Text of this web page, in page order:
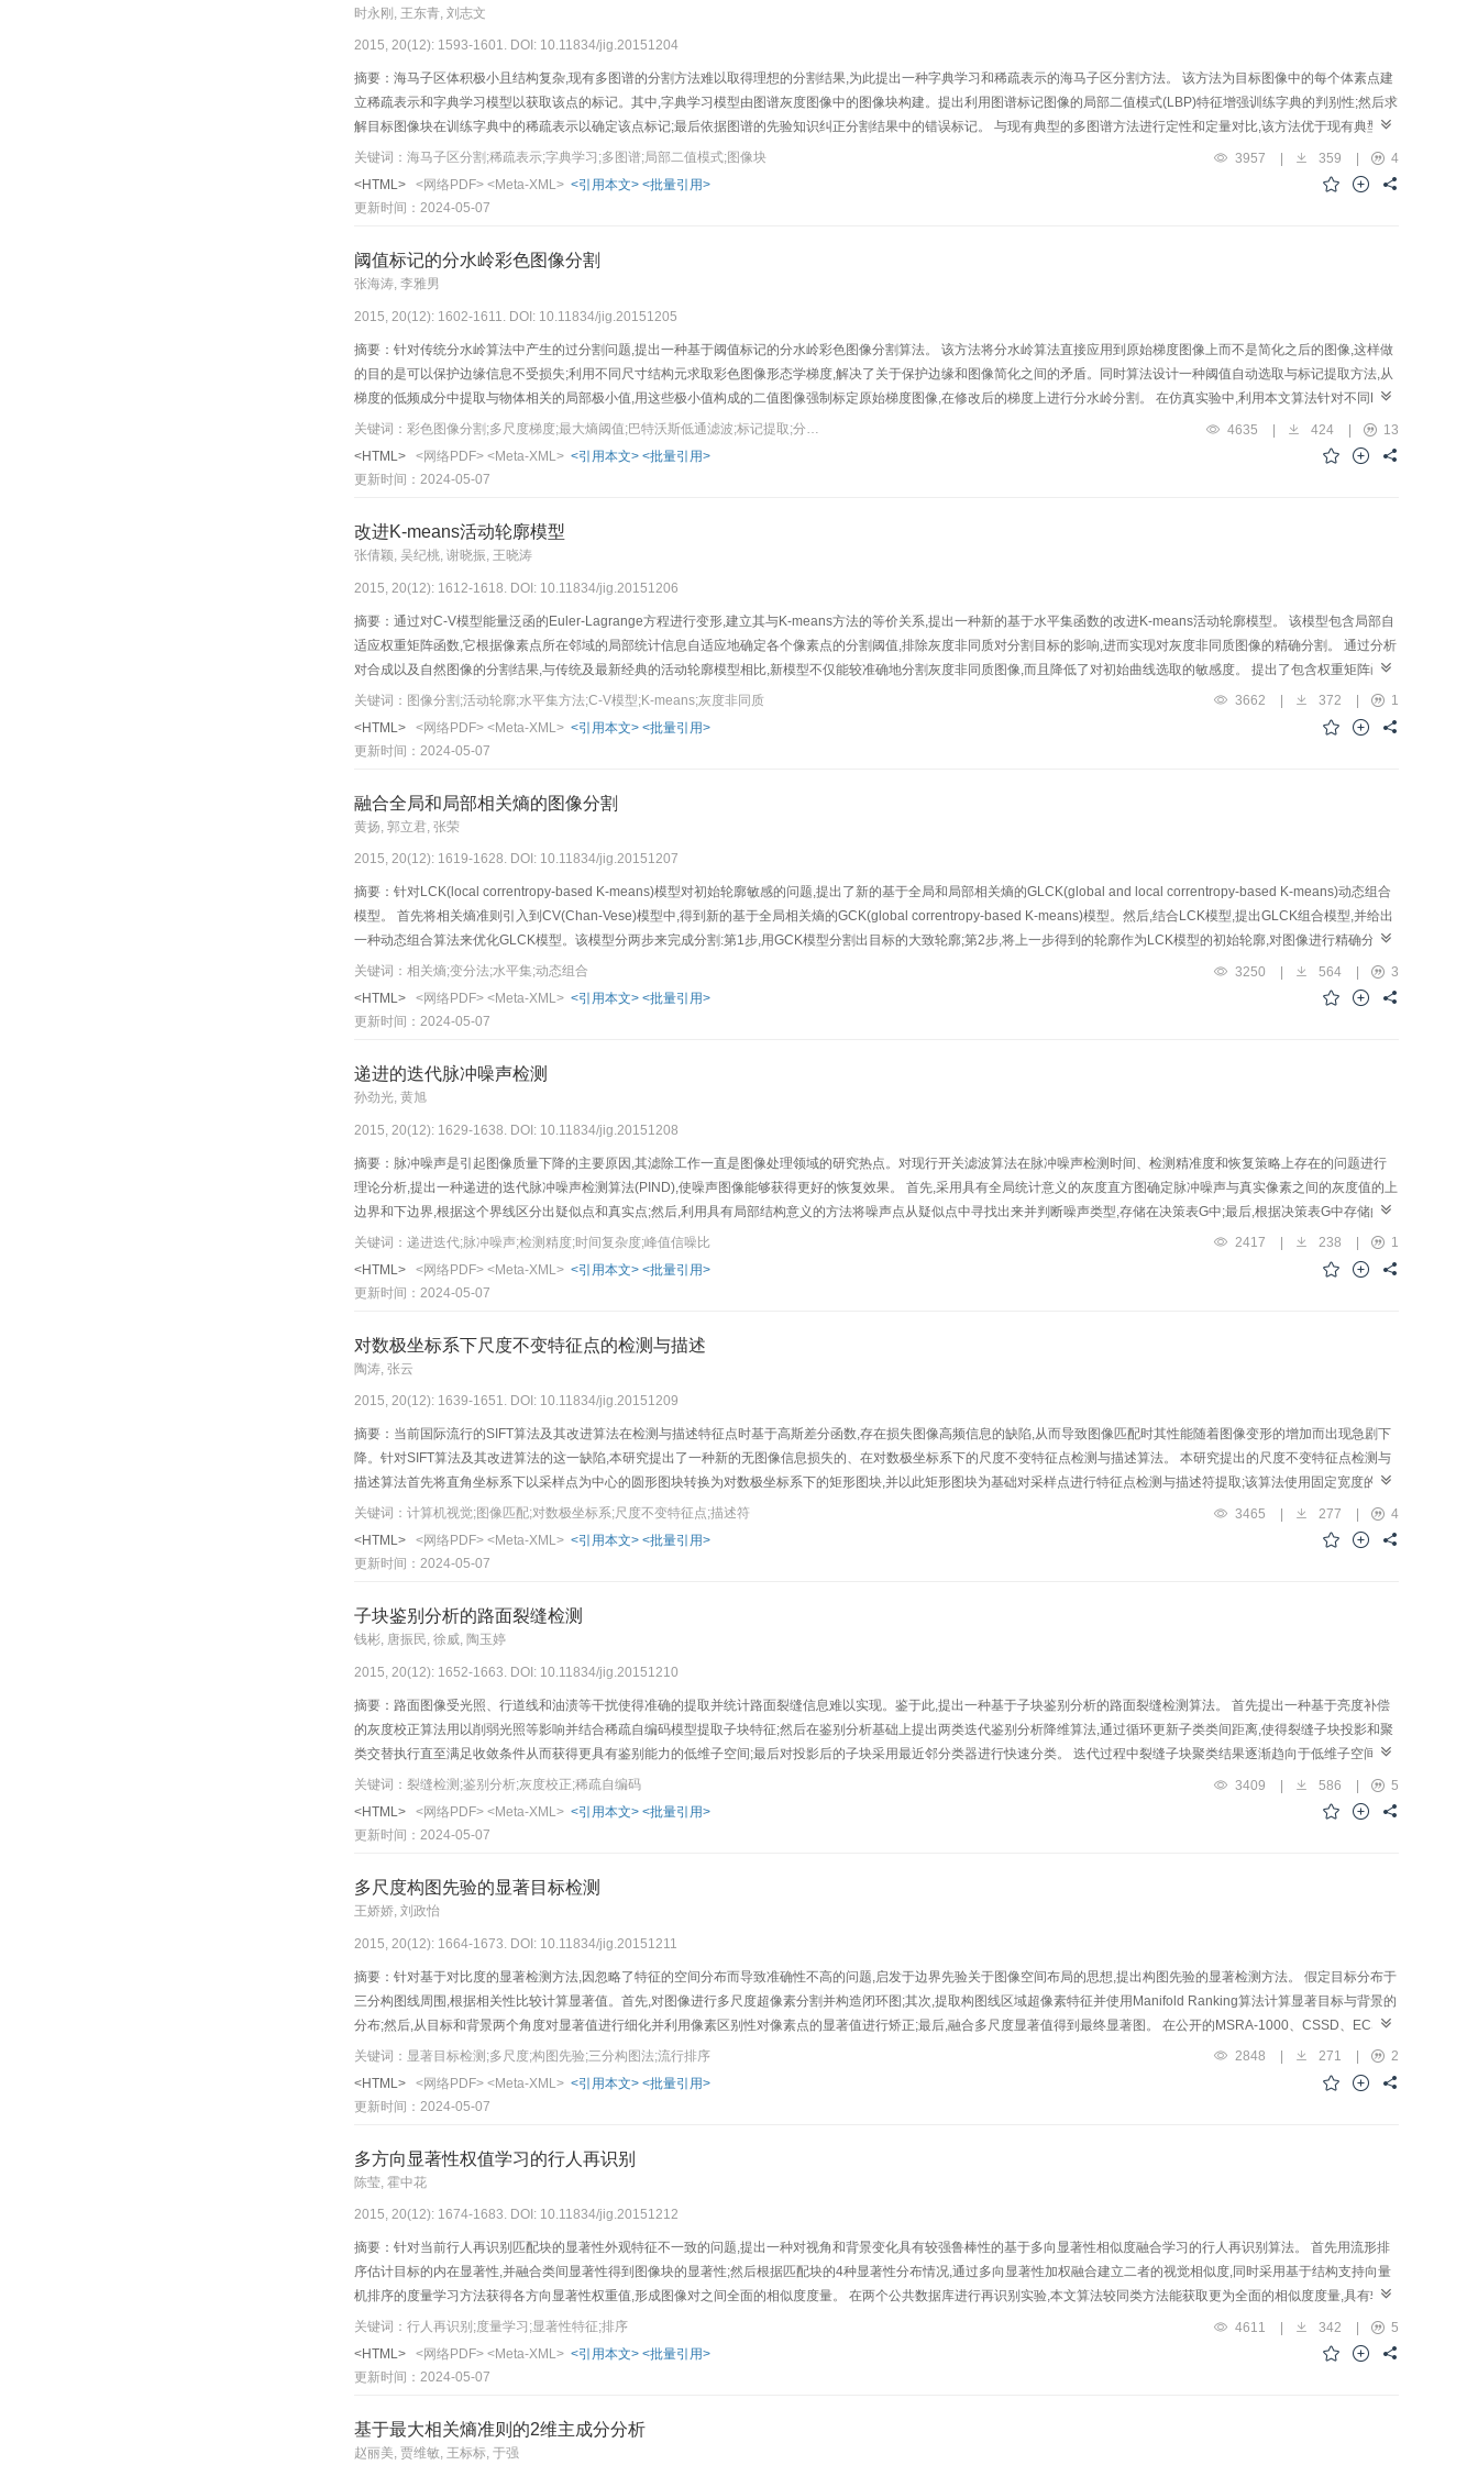
时永刚, 王东青, 刘志文
2015, 20(12): 1593-1601. DOI: 10.11834/jig.20151204
摘要：海马子区体积极小且结构复杂,现有多图谱的分割方法难以取得理想的分割结果,为此提出一种字典学习和稀疏表示的海马子区分割方法。 该方法为目标图像中的每个体素点建
立稀疏表示和字典学习模型以获取该点的标记。其中,字典学习模型由图谱灰度图像中的图像块构建。提出利用图谱标记图像的局部二值模式(LBP)特征增强训练字典的判别性;然后求
解目标图像块在训练字典中的稀疏表示以确定该点标记;最后依据图谱的先验知识纠正分割结果中的错误标记。 与现有典型的多图谱方法进行定性和定量对比,该方法优于现有典型的
多图谱分割方法,对较大海马子区的平均分割准确率可达到0.890。 本文方法适用于在大脑核磁共振图像中精确分割海马子区,且具有较强的鲁棒性,可为神经退行性疾病的诊断提供可
靠的依据。
关键词：海马子区分割;稀疏表示;字典学习;多图谱;局部二值模式;图像块 3957 359
4
<HTML>
<网络PDF> <Meta-XML> <引用本文> <批量引用>
更新时间：2024-05-07
阈值标记的分水岭彩色图像分割
张海涛, 李雅男
2015, 20(12): 1602-1611. DOI: 10.11834/jig.20151205
摘要：针对传统分水岭算法中产生的过分割问题,提出一种基于阈值标记的分水岭彩色图像分割算法。 该方法将分水岭算法直接应用到原始梯度图像上而不是简化之后的图像,这样做
的目的是可以保护边缘信息不受损失;利用不同尺寸结构元求取彩色图像形态学梯度,解决了关于保护边缘和图像简化之间的矛盾。同时算法设计一种阈值自动选取与标记提取方法,从
梯度的低频成分中提取与物体相关的局部极小值,用这些极小值构成的二值图像强制标定原始梯度图像,在修改后的梯度上进行分水岭分割。 在仿真实验中,利用本文算法针对不同RGB
彩色图像进行分割,获得准确、连续封闭的分割边界,与其他同类方法相比,得到符合人类视觉的最小分割区域数,同时在运行效率上也有很大提高。 该方法可以自适应提取标记而不需
要先验知识,有效解决了分水岭算法的过分割问题,相对于传统的算法,提高了分割性能,有较好的适用性和鲁棒性,可将其应用于机器视觉、生物医学以及高光谱遥感图像分割领域。
关键词：彩色图像分割;多尺度梯度;最大熵阈值;巴特沃斯低通滤波;标记提取;分水岭 4635 | 424 |
13
<HTML>
<网络PDF> <Meta-XML> <引用本文> <批量引用>
更新时间：2024-05-07
改进K-means活动轮廓模型
张倩颖, 吴纪桃, 谢晓振, 王晓涛
2015, 20(12): 1612-1618. DOI: 10.11834/jig.20151206
摘要：通过对C-V模型能量泛函的Euler-Lagrange方程进行变形,建立其与K-means方法的等价关系,提出一种新的基于水平集函数的改进K-means活动轮廓模型。 该模型包含局部自
适应权重矩阵函数,它根据像素点所在邻域的局部统计信息自适应地确定各个像素点的分割阈值,排除灰度非同质对分割目标的影响,进而实现对灰度非同质图像的精确分割。 通过分析
对合成以及自然图像的分割结果,与传统及最新经典的活动轮廓模型相比,新模型不仅能较准确地分割灰度非同质图像,而且降低了对初始曲线选取的敏感度。 提出了包含权重矩阵函数
的新活动轮廓模型,根据分割目的和分割图像性质,制定不同的权重函数,该模型具有广泛的适用性。文中给出的一种具有局部统计特性的权重函数,对灰度非同质图像的效果较好,且对
关键词：图像分割;活动轮廓;水平集方法;C-V模型;K-means;灰度非同质 3662 372
1
<HTML>
<网络PDF> <Meta-XML> <引用本文> <批量引用>
更新时间：2024-05-07
融合全局和局部相关熵的图像分割
黄扬, 郭立君, 张荣
2015, 20(12): 1619-1628. DOI: 10.11834/jig.20151207
摘要：针对LCK(local correntropy-based K-means)模型对初始轮廓敏感的问题,提出了新的基于全局和局部相关熵的GLCK(global and local correntropy-based K-means)动态组合
模型。 首先将相关熵准则引入到CV(Chan-Vese)模型中,得到新的基于全局相关熵的GCK(global correntropy-based K-means)模型。然后,结合LCK模型,提出GLCK组合模型,并给出
一种动态组合算法来优化GLCK模型。该模型分两步来完成分割:第1步,用GCK模型分割出目标的大致轮廓;第2步,将上一步得到的轮廓作为LCK模型的初始轮廓,对图像进行精确分
割。 主观上,对自然图像和人工合成图像进行分割,并同LCK模型、LBF模型以及CV模型进行对比,结果表明本文所提模型的鲁棒性比上述模型都要好;客观上,对BSD库中的两幅自然图
像进行分割,并采用Jaccard相似性比率进行定量分析,准确率分别为91.37%和89.12%。 本文算法主要适用于分割含有未知噪声及灰度分布不均匀的医学图像及结构简单的自然图像,
并且分割结果对初始轮廓具有鲁棒性。
关键词：相关熵;变分法;水平集;动态组合 3250 | 564 |
3
<HTML>
<网络PDF> <Meta-XML> <引用本文> <批量引用>
更新时间：2024-05-07
递进的迭代脉冲噪声检测
孙劲光, 黄旭
2015, 20(12): 1629-1638. DOI: 10.11834/jig.20151208
摘要：脉冲噪声是引起图像质量下降的主要原因,其滤除工作一直是图像处理领域的研究热点。对现行开关滤波算法在脉冲噪声检测时间、检测精准度和恢复策略上存在的问题进行
理论分析,提出一种递进的迭代脉冲噪声检测算法(PIND),使噪声图像能够获得更好的恢复效果。 首先,采用具有全局统计意义的灰度直方图确定脉冲噪声与真实像素之间的灰度值的上
边界和下边界,根据这个界线区分出疑似点和真实点;然后,利用具有局部结构意义的方法将噪声点从疑似点中寻找出来并判断噪声类型,存储在决策表G中;最后,根据决策表G中存储的噪
声类型信息采用3种不同的的恢复策略滤除噪声。 对Lena、Peppers和Monkey 3幅具有代表性的图像增加不同密度和尺度的噪声进行对比实验,得出的数据表明,本文算法的脉冲噪声
检测时间比现行两种经典算法提高520倍和15倍;检测精准度比现行经典开关滤波算法更加精准,准确率可以达到99%以上;恢复图像也具有更好的视觉效果和12 dB的峰值信噪比
(PSNR)提升。 提出递进的迭代脉冲噪声检测算法能够在有效滤除脉冲噪声的同时,充分保护图像细节和恢复图像原有特征,并能够在噪声检测时间和精度以及峰值信噪比上弥补现行
关键词：递进迭代;脉冲噪声;检测精度;时间复杂度;峰值信噪比 2417 238
1
<HTML>
<网络PDF> <Meta-XML> <引用本文> <批量引用>
更新时间：2024-05-07
对数极坐标系下尺度不变特征点的检测与描述
陶涛, 张云
2015, 20(12): 1639-1651. DOI: 10.11834/jig.20151209
摘要：当前国际流行的SIFT算法及其改进算法在检测与描述特征点时基于高斯差分函数,存在损失图像高频信息的缺陷,从而导致图像匹配时其性能随着图像变形的增加而出现急剧下
降。针对SIFT算法及其改进算法的这一缺陷,本研究提出了一种新的无图像信息损失的、在对数极坐标系下的尺度不变特征点检测与描述算法。 本研究提出的尺度不变特征点检测与
描述算法首先将直角坐标系下以采样点为中心的圆形图块转换为对数极坐标系下的矩形图块,并以此矩形图块为基础对采样点进行特征点检测与描述符提取;该算法使用固定宽度的窗
口在采样点的对数极坐标径向梯度图像的log轴上进行移动以判断该点是否为特征点并计算该点的特征尺度,并在具有局部极大窗口响应的特征尺度位置处提取特征点的描述符。该算
法的描述符基于对数极坐标系下的矩形图块的灰度梯度的幅值与角度,是一个192维向量,并具有对于尺度、旋转、光照等变化的不变性。 本研究采用INRIA数据组和Mikolajczyk提出
的匹配性能指标对SIFT算法、SURF算法和提出的尺度不变特征点检测与描述算法进行比较。与SIFT算法和SURF算法相比,提出的尺度不变特征点检测与描述算法在对应点数、重复
这样在特征点的检测过程中,可以有效规避SIFT算法因为采用DoG函数而造成的高频信息损失;在描述符提取过程中,对数极坐标系可以有效地减少图像的变化量,从而提高了匹配性
能。
关键词：计算机视觉;图像匹配;对数极坐标系;尺度不变特征点;描述符 3465 277
4
<HTML>
<网络PDF> <Meta-XML> <引用本文> <批量引用>
更新时间：2024-05-07
子块鉴别分析的路面裂缝检测
钱彬, 唐振民, 徐威, 陶玉婷
2015, 20(12): 1652-1663. DOI: 10.11834/jig.20151210
摘要：路面图像受光照、行道线和油渍等干扰使得准确的提取并统计路面裂缝信息难以实现。鉴于此,提出一种基于子块鉴别分析的路面裂缝检测算法。 首先提出一种基于亮度补偿
的灰度校正算法用以削弱光照等影响并结合稀疏自编码模型提取子块特征;然后在鉴别分析基础上提出两类迭代鉴别分析降维算法,通过循环更新子类类间距离,使得裂缝子块投影和聚
类交替执行直至满足收敛条件从而获得更具有鉴别能力的低维子空间;最后对投影后的子块采用最近邻分类器进行快速分类。 迭代过程中裂缝子块聚类结果逐渐趋向于低维子空间下
的真实样本分布形态、子空间鉴别能力大幅提升。公开数据集上该算法取得95.5%的识别率,在实际采集的高速公路数据库上也取得90.9%的识别率,验证了本文算法的有效性。 提出
了一种高效的基于鉴别分析的子块特征识别算法用于路面裂缝检测,在深度挖掘裂缝子块特征的基础上,迭代寻找最优低维鉴别子空间实现特征降维,在包含多种噪声的路面环境中具有
良好的鲁棒性和适应性。多组对比实验结果表明其有效性优于其他裂缝子块特征识别方法。
关键词：裂缝检测;鉴别分析;灰度校正;稀疏自编码 3409 | 586 |
5
<HTML>
<网络PDF> <Meta-XML> <引用本文> <批量引用>
更新时间：2024-05-07
多尺度构图先验的显著目标检测
王娇娇, 刘政怡
2015, 20(12): 1664-1673. DOI: 10.11834/jig.20151211
摘要：针对基于对比度的显著检测方法,因忽略了特征的空间分布而导致准确性不高的问题,启发于边界先验关于图像空间布局的思想,提出构图先验的显著检测方法。 假定目标分布于
三分构图线周围,根据相关性比较计算显著值。首先,对图像进行多尺度超像素分割并构造闭环图;其次,提取构图线区域超像素特征并使用Manifold Ranking算法计算显著目标与背景的
分布;然后,从目标和背景两个角度对显著值进行细化并利用像素区别性对像素点的显著值进行矫正;最后,融合多尺度显著值得到最终显著图。 在公开的MSRA-1000、CSSD、ECSSD
数据集上验证本文方法并与其他算法进行对比。本文方法在各数据集上准确率最高,分别为92.6%,89.2%,76.6%。且处理单幅图像平均时间为0.692 s,和其他算法相比也有一定优势。
关键词：显著目标检测;多尺度;构图先验;三分构图法;流行排序 2848 271
2
<HTML>
<网络PDF> <Meta-XML> <引用本文> <批量引用>
更新时间：2024-05-07
多方向显著性权值学习的行人再识别
陈莹, 霍中花
2015, 20(12): 1674-1683. DOI: 10.11834/jig.20151212
摘要：针对当前行人再识别匹配块的显著性外观特征不一致的问题,提出一种对视角和背景变化具有较强鲁棒性的基于多向显著性相似度融合学习的行人再识别算法。 首先用流形排
序估计目标的内在显著性,并融合类间显著性得到图像块的显著性;然后根据匹配块的4种显著性分布情况,通过多向显著性加权融合建立二者的视觉相似度,同时采用基于结构支持向量
机排序的度量学习方法获得各方向显著性权重值,形成图像对之间全面的相似度度量。 在两个公共数据库进行再识别实验,本文算法较同类方法能获取更为全面的相似度度量,具有较高
的行人再识别率,且不受背景变化的影响。对VIPeR数据库测试集大小为316对行人图像的再识别结果进行了定量统计,本文算法的第1识别率(排名第1的搜索结果即为待查询人的比率)
为30%,第15识别率(排名前15的搜索结果中包含待查询人的比率)为72%,具有实际应用价值。 多方向显著性加权融合能对图像对的显著性分布进行较为全面的描述,进而得到较为全面
的相似度度量。本文算法能够实现大场景非重叠多摄像机下的行人再识别,具有较高的识别力和识别精度,且对背景变化具有较强的鲁棒性。
关键词：行人再识别;度量学习;显著性特征;排序 4611 | 342 |
5
<HTML>
<网络PDF> <Meta-XML> <引用本文> <批量引用>
更新时间：2024-05-07
基于最大相关熵准则的2维主成分分析
赵丽美, 贾维敏, 王标标, 于强